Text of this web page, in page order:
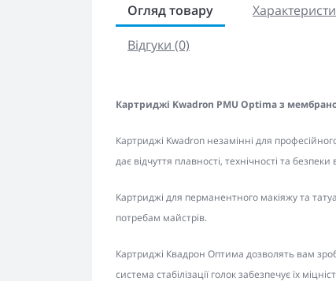
Огляд товару
Відгуки (0)
Картриджі Kwadron PMU Optima з
Картриджі Kwadron незамінні для
дає відчуття плавності, технічності та
Картриджі для перманентного макіяжу та
потребам майстрів.
Картриджі Квадрон Оптима дозволять вам
система стабілізації голок забезпечує їх